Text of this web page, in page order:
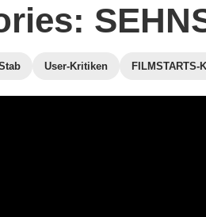
User-Kritiken FILMSTARTS-